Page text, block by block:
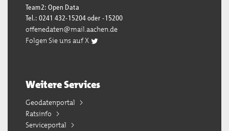
Team2: Open Data
Tel.: 0241 432-15204 oder -15200
offenedaten@mail.aachen.de
Folgen Sie uns auf X
Weitere Services
Geodatenportal
Ratsinfo
Serviceportal